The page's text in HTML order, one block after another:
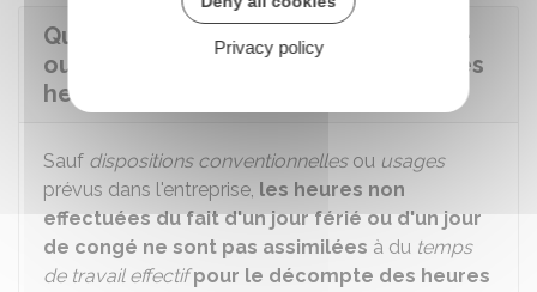
Quelle est l'incidence d'un jour férié
ou des congés dans le décompte des
heures supplémentaires ?
Sauf dispositions conventionnellesou usages
prévus dans l'entreprise, les heures non
effectuées du fait d'un jour férié ou d'un jour
de congé ne sont pas assimilées à du temps
de travail effectif pour le décompte des heures
Privacy policy